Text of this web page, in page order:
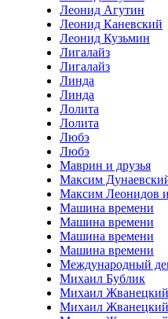
Леонид Агутин
Леонид Каневский
Леонид Кузьмин
Лигалайз
Лигалайз
Линда
Линда
Лолита
Лолита
Любэ
Любэ
Маврин и друзья
Максим
Максим Леонидов
Машина времени
Машина времени
Машина времени
Машина времени
Международный
Михаил Бублик
Михаил Жванецкий
Михаил Жванецкий